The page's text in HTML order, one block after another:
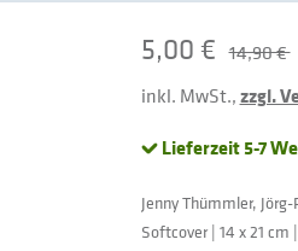
5,00 € 14,90 €
inkl. MwSt.,zzgl.
Lieferzeit 5-7
Jenny Thümmler,
Softcover | 14 x 21 cm